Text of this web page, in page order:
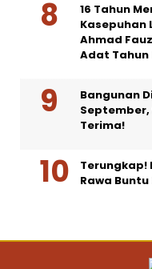
16 Tahun
Kasepuhan
Ahmad
Adat Tahun
Bangunan
September,
Terima!
Terungkap!
Rawa